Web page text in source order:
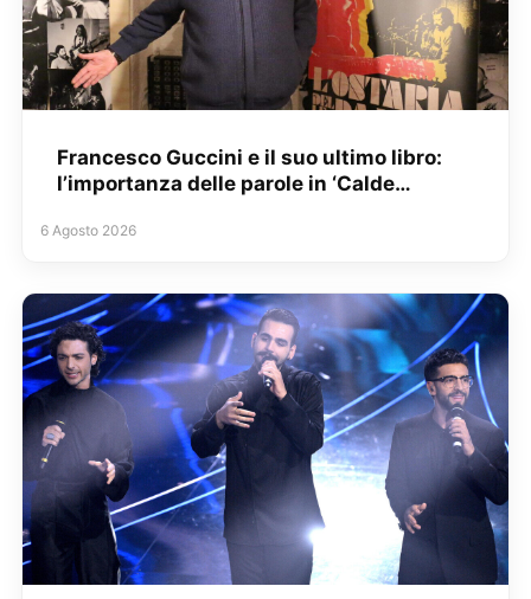
Francesco Guccini e il suo ultimo libro:
l’importanza delle parole in ‘Calde…
6 Agosto 2026